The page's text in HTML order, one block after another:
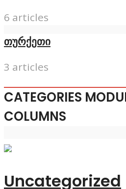
6 articles
თურქეთი
3 articles
CATEGORIES
COLUMNS
Uncategorized